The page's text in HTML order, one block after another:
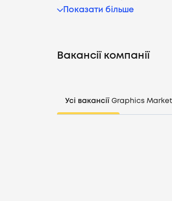
Показати більше
Вакансії компанії
Усі вакансії Graphics